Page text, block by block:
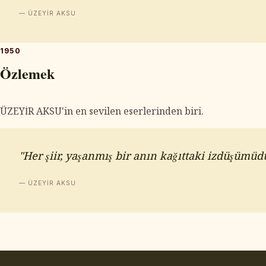
— ÜZEYİR AKSU
1950
Özlemek
ÜZEYİR AKSU'in en sevilen eserlerinden biri.
"Her şiir, yaşanmış bir anın kağıttaki
— ÜZEYİR AKSU